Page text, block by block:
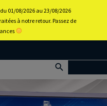
Back to
portal
01/08/2026 au 23/08/2026
à notre retour. Passez de